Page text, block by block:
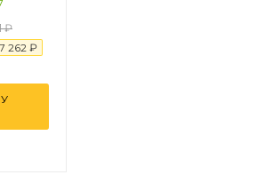
₽
262 ₽